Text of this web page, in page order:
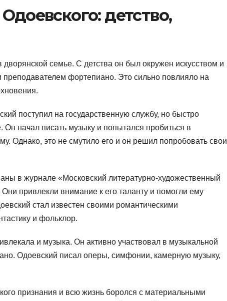
детство,
семье. С детства он был окружен искусством и
фортепиано. Это сильно повлияло на
поступил на государственную службу, но быстро
Он начал писать музыку и попытался пробиться в
Однако, это не смутило его и он решил попробовать свои
в журнале «Московский литературно-художественный
привлекли внимание к его таланту и помогли ему
стал известен своими романтическими
и фольклор.
и музыка. Он активно участвовал в музыкальной
Одоевский писал оперы, симфонии, камерную музыку,
признания и всю жизнь боролся с материальными